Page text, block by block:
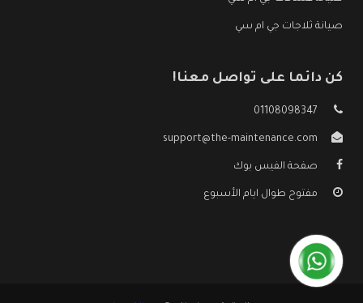
صيانة ثلاجات جي ام سي
كن دائما على تواصل معنا!
01108098347
support@the-maintenance.com
صفحة الفيس بوك
مفتوح طوال ايام الأسبوع